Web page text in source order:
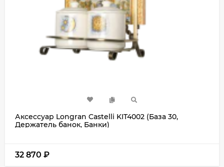
Аксессуар Longran Castelli KIT4002 (База 30,
Держатель банок, Банки)
32 870 ₽